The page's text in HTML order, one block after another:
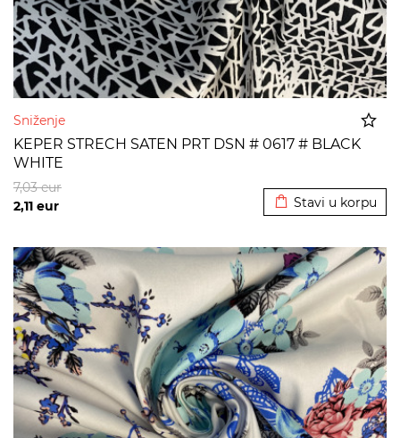
Sniženje
KEPER STRECH SATEN PRT DSN # 0617 # BLACK
WHITE
2,11 eur
7,03eur
Stavi u korpu